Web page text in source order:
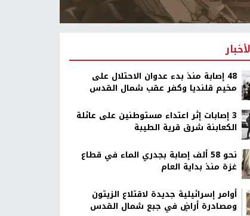
48 إصابة منذ بدء عدوان الاحتلال على
مخيم قلنديا وكفر عقب شمال القدس
‏3 إصابات إثر اعتداء مستوطنين على عائلة
الكعابنة شرق قرية الطيبة
نحو 58 ألف إصابة بجدري الماء في قطاع
غزة منذ بداية العام
أوامر إسرائيلية جديدة لاقتلاع الزيتون
ومصادرة أراضٍ في جبع شمال القدس